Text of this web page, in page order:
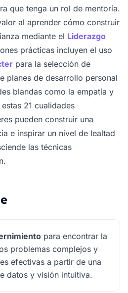
que tenga un rol de mentoría.
al aprender cómo construir
mediante el Liderazgo
prácticas incluyen el uso
para la selección de
planes de desarrollo personal
blandas como la empatía y
21 cualidades
pueden construir una
e inspirar un nivel de lealtad
las técnicas
para encontrar la
problemas complejos y
efectivas a partir de una
datos y visión intuitiva.